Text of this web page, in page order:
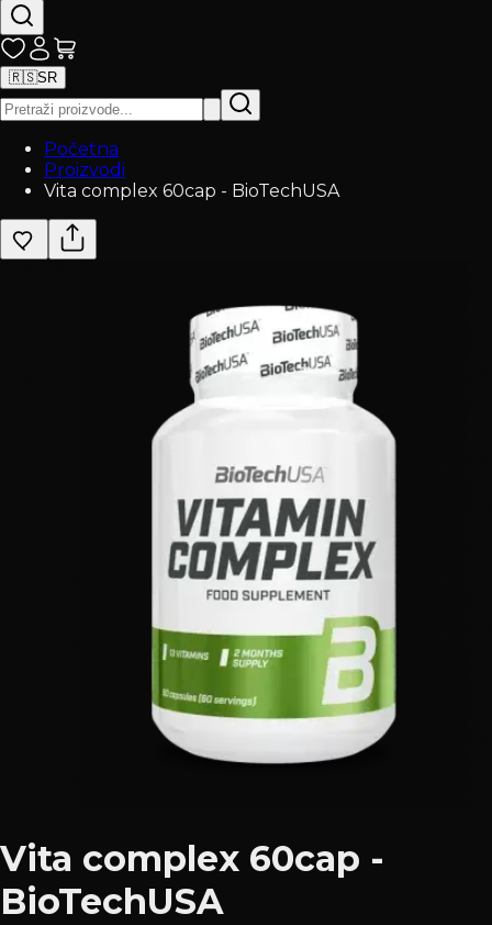
🇷🇸SR
Početna
Proizvodi
Vita complex 60cap - BioTechUSA
Vita complex 60cap -
BioTechUSA